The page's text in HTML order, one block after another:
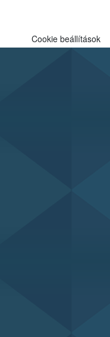
Cookie beállítások